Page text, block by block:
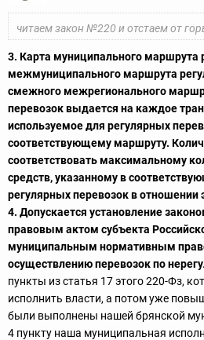
читаем закон №220 и отстаем от
3. Карта муниципального маршрута
межмуниципального маршрута
смежного межрегионального
перевозок выдается на каждое
используемое для регулярных
соответствующему маршруту.
соответствовать максимальному
средств, указанному в
регулярных перевозок в отношении
4. Допускается установление
правовым актом субъекта
муниципальным нормативным
осуществлению перевозок по
пункты из статья 17 этого 220-Фз,
исполнить власти, а потом уже
были выполнены нашей брянской
4 пункту наша муниципальная